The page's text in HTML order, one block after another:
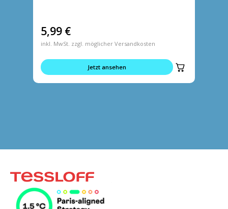
5,99 €
inkl. MwSt. zzgl. möglicher Versandkosten
Jetzt ansehen